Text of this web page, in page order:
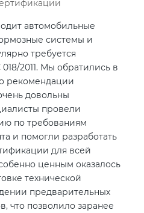
автомобильные
системы и
требуется
2011. Мы обратились в
рекомендации
довольны
провели
по требованиям
и помогли разработать
для всей
ценным оказалось
технической
предварительных
что позволило заранее